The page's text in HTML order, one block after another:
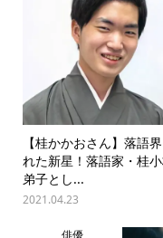
【桂かかおさん】落語
れた新星！落語家・桂
弟子とし...
2021.04.23
俳優